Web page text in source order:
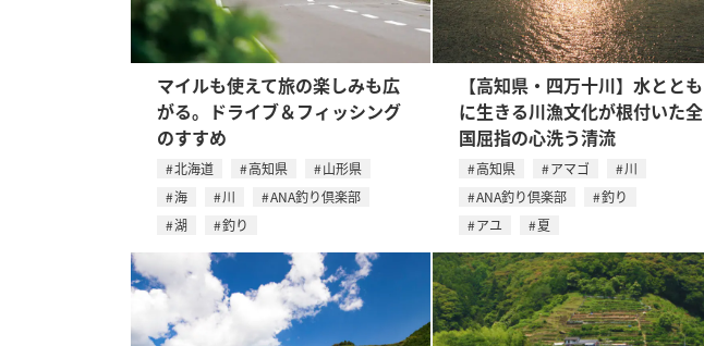
マイルも使えて旅の楽しみも広
がる。ドライブ＆フィッシング
のすすめ
北海道 高知県
山形県
海
川
ANA釣り倶楽部
湖
釣り
【高知県・四万十川】水ととも
に生きる川漁文化が根付いた全
国屈指の心洗う清流
高知県 アマゴ
川
ANA釣り倶楽部
釣り
アユ
夏